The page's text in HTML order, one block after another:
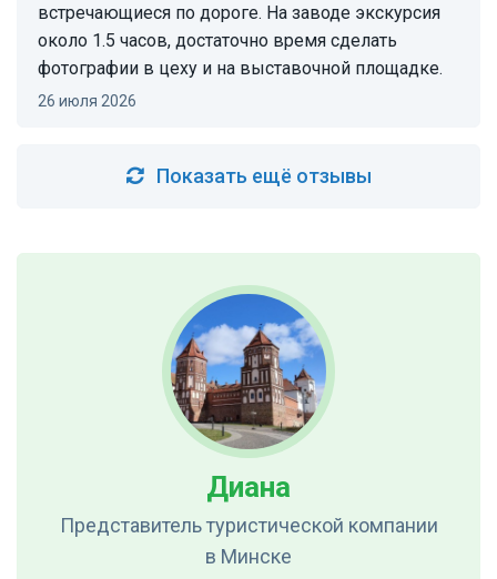
встречающиеся по дороге. На заводе экскурсия
около 1.5 часов, достаточно время сделать
фотографии в цеху и на выставочной площадке.
26 июля 2026
Показать ещё отзывы
Диана
Представитель туристической компании
в Минске